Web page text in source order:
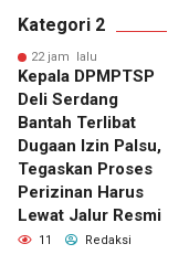
Kategori 2
22 jam lalu
Kepala DPMPTSP
Deli Serdang
Bantah Terlibat
Dugaan Izin Palsu,
Tegaskan Proses
Perizinan Harus
Lewat Jalur Resmi
11 Redaksi